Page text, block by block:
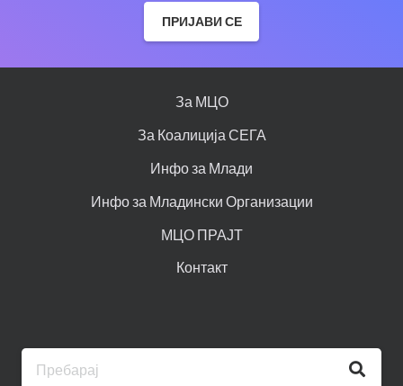
ПРИЈАВИ СЕ
За МЦО
За Коалиција СЕГА
Инфо за Млади
Инфо за Младински Организации
МЦО ПРАЈТ
Контакт